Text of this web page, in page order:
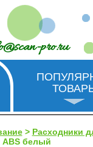
pro.ru
> Расходники
ABS белый